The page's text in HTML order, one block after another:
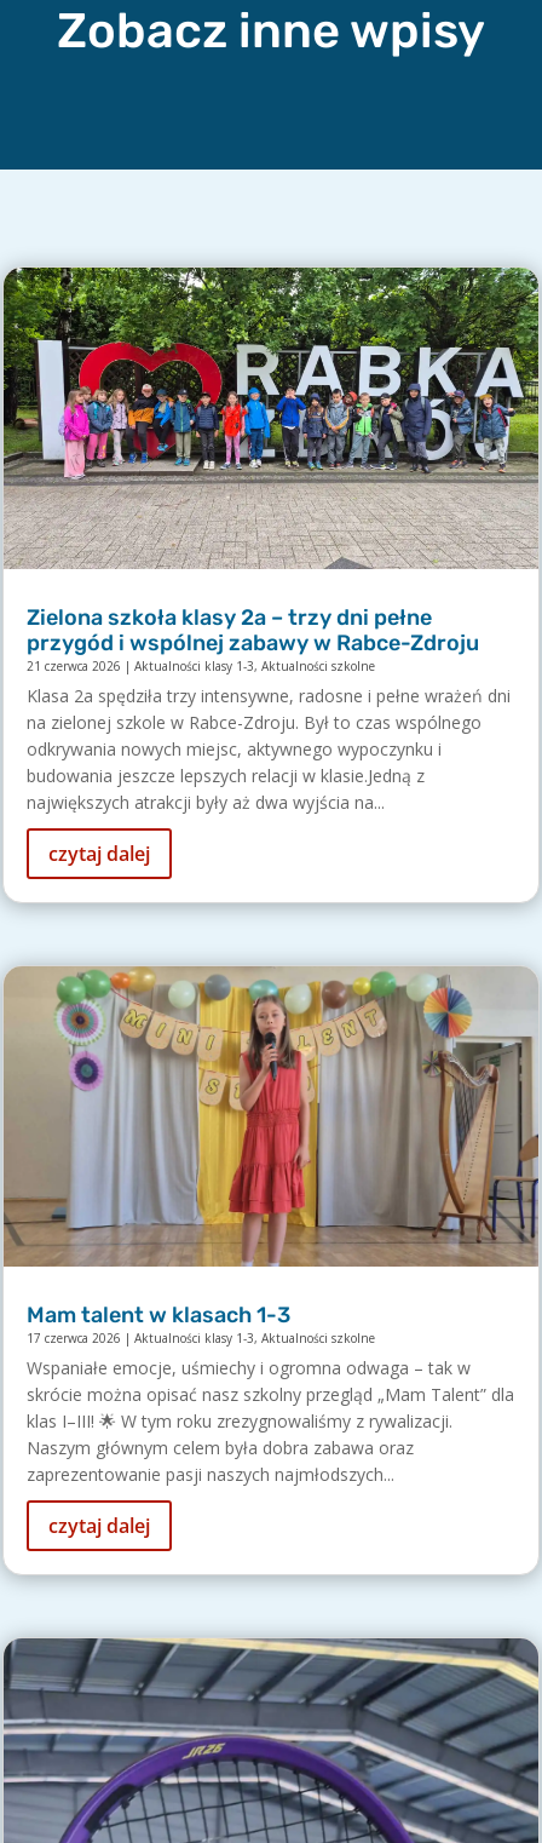
Zobacz inne wpisy
Zielona szkoła klasy 2a – trzy dni pełne
przygód i wspólnej zabawy w Rabce-Zdroju
21 czerwca 2026 |Aktualności klasy 1-3,Aktualności szkolne
Klasa 2a spędziła trzy intensywne, radosne i pełne wrażeń dni
na zielonej szkole w Rabce-Zdroju. Był to czas wspólnego
odkrywania nowych miejsc, aktywnego wypoczynku i
budowania jeszcze lepszych relacji w klasie.Jedną z
największych atrakcji były aż dwa wyjścia na...
czytaj dalej
Mam talent w klasach 1-3
17 czerwca 2026 |Aktualności klasy 1-3,Aktualności szkolne
Wspaniałe emocje, uśmiechy i ogromna odwaga – tak w
skrócie można opisać nasz szkolny przegląd „Mam Talent” dla
klas I–III! 🌟 W tym roku zrezygnowaliśmy z rywalizacji.
Naszym głównym celem była dobra zabawa oraz
zaprezentowanie pasji naszych najmłodszych...
czytaj dalej